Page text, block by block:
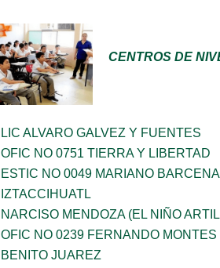
CENTROS DE
LIC ALVARO GALVEZ Y FUENTES
OFIC NO 0751 TIERRA Y LIBERTAD
ESTIC NO 0049 MARIANO BARCENA
IZTACCIHUATL
NARCISO MENDOZA (EL NIÑO
OFIC NO 0239 FERNANDO MONTES
BENITO JUAREZ